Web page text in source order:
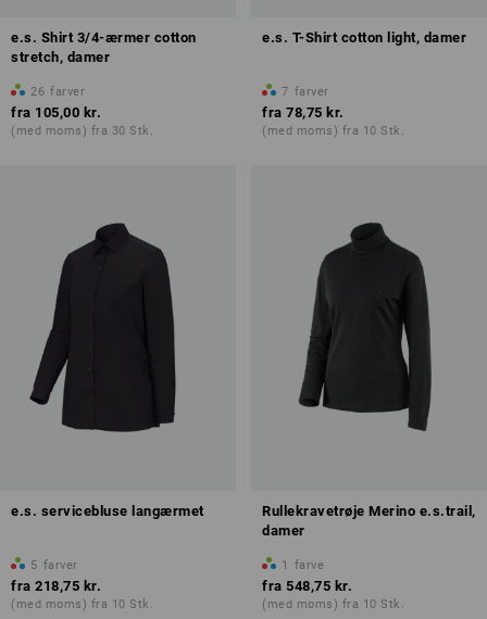
e.s. Shirt 3/4-ærmer cotton
stretch, damer
26 farver
fra 105,00 kr.
(med moms) fra 30 Stk.
e.s. T-Shirt cotton light, damer
7 farver
fra 78,75 kr.
(med moms) fra 10 Stk.
e.s. servicebluse langærmet
5 farver
fra 218,75 kr.
(med moms) fra 10 Stk.
Rullekravetrøje Merino e.s.trail,
damer
1 farve
fra 548,75 kr.
(med moms) fra 10 Stk.